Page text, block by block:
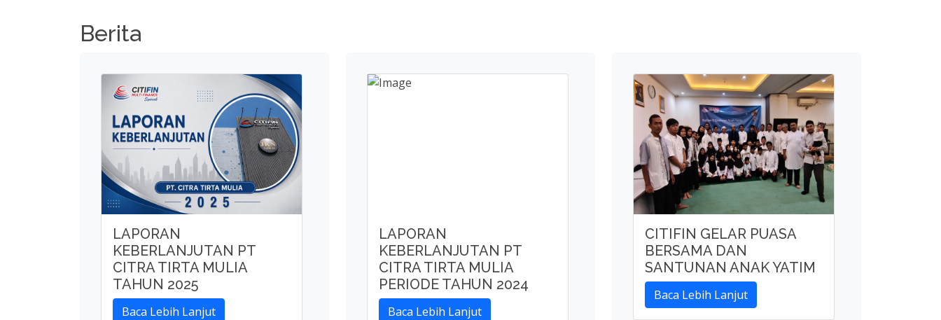
Berita
LAPORAN
KEBERLANJUTAN PT
CITRA TIRTA MULIA
TAHUN 2025
Baca Lebih Lanjut
LAPORAN
KEBERLANJUTAN PT
CITRA TIRTA MULIA
PERIODE TAHUN 2024
Baca Lebih Lanjut
CITIFIN GELAR PUASA
BERSAMA DAN
SANTUNAN ANAK YATIM
Baca Lebih Lanjut